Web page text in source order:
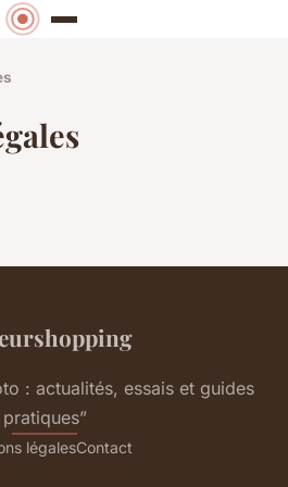
: actualités, essais et guides
pratiques”
légalesContact